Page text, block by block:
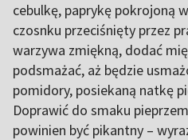
cebulkę, paprykę pokrojoną
czosnku przeciśnięty przez
warzywa zmiękną, dodać
podsmażać, aż będzie
pomidory, posiekaną natkę
Doprawić do smaku
powinien być pikantny –